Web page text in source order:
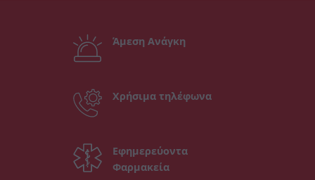
Άμεση Ανάγκη
Χρήσιμα τηλέφωνα
Εφημερεύοντα
Φαρμακεία